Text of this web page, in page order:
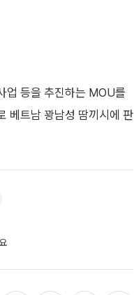
업 등을 추진하는 MOU를
베트남 꽝남성 땀끼시에 판